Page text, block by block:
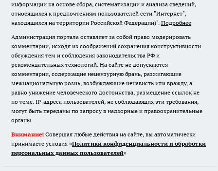
информации на основе сбора, систематизации и анализа сведений,
относящихся к предпочтениям пользователей сети "Интернет",
находящихся на территории Российской Федерации)". Подробнее
Администрация портала оставляет за собой право модерировать
комментарии, исходя из соображений сохранения конструктивности
обсуждения тем и соблюдения законодательства РФ и
рекомендательных технологий. На сайте не допускаются
комментарии, содержащие нецензурную брань, разжигающие
межнациональную рознь, возбуждающие ненависть или вражду, а
равно унижение человеческого достоинства, размещение ссылок не
по теме. IP-адреса пользователей, не соблюдающих эти требования,
могут быть переданы по запросу в надзорные и правоохранительные
органы.
Внимание! Совершая любые действия на сайте, вы автоматически
принимаете условия «Политики конфиденциальности и обработки
персональных данных пользователей»